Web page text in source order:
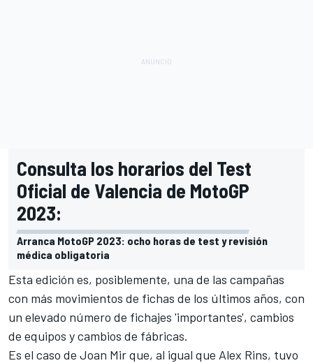
Consulta los horarios del Test
Oficial de Valencia de MotoGP
2023:
Arranca MotoGP 2023: ocho horas de test y revisión
médica obligatoria
Esta edición es, posiblemente, una de las campañas
con más movimientos de fichas de los últimos años, con
un elevado número de fichajes 'importantes', cambios
de equipos y cambios de fábricas.
Es el caso de Joan Mirque, al igual que Alex Rins, tuvo